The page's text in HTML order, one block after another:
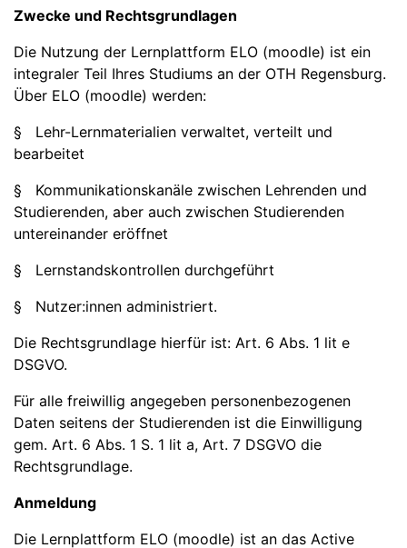
Zwecke und Rechtsgrundlagen
Die Nutzung der Lernplattform ELO (moodle) ist ein
integraler Teil Ihres Studiums an der OTH Regensburg.
Über ELO (moodle) werden:
§ Lehr-Lernmaterialien verwaltet, verteilt und
bearbeitet
§ Kommunikationskanäle zwischen Lehrenden und
Studierenden, aber auch zwischen Studierenden
untereinander eröffnet
§ Lernstandskontrollen durchgeführt
§ Nutzer:innen administriert.
Die Rechtsgrundlage hierfür ist: Art. 6 Abs. 1 lit e
DSGVO.
Für alle freiwillig angegeben personenbezogenen
Daten seitens der Studierenden ist die Einwilligung
gem. Art. 6 Abs. 1 S. 1 lit a, Art. 7 DSGVO die
Rechtsgrundlage.
Anmeldung
Die Lernplattform ELO (moodle) ist an das Active